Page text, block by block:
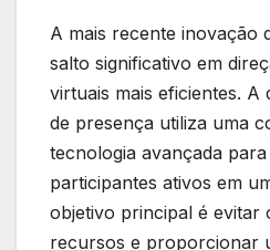
A mais recente inovação
salto significativo em
virtuais mais eficientes. A
de presença utiliza uma
tecnologia avançada
participantes ativos em
objetivo principal é evitar
recursos e proporcionar